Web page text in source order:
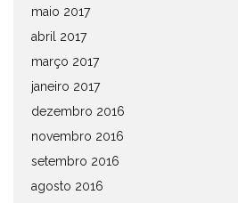
maio 2017
abril 2017
março 2017
janeiro 2017
dezembro 2016
novembro 2016
setembro 2016
agosto 2016